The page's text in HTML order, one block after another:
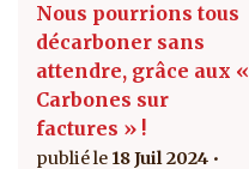
Nous pourrions tous
décarboner sans
attendre, grâce aux «
Carbones sur
factures » !
18 Juil 2024